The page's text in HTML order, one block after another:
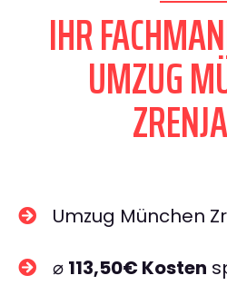
IHR
UMZUG
Umzug München
⌀ 113,50€ Kosten